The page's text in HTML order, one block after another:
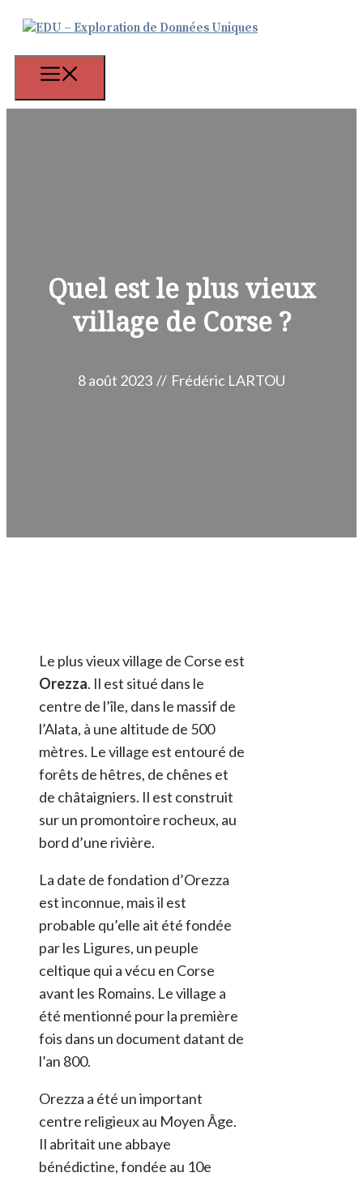
Aller
contenu
Quel est le plus vieux
village de Corse ?
8 août 2023 // Frédéric LARTOU
Le plus vieux village de Corse est
Orezza. Il est situé dans le
centre de l’île, dans le massif de
l’Alata, à une altitude de 500
mètres. Le village est entouré de
forêts de hêtres, de chênes et
de châtaigniers. Il est construit
sur un promontoire rocheux, au
bord d’une rivière.
La date de fondation d’Orezza
est inconnue, mais il est
probable qu’elle ait été fondée
par les Ligures, un peuple
celtique qui a vécu en Corse
avant les Romains. Le village a
été mentionné pour la première
fois dans un document datant de
l’an 800.
Orezza a été un important
centre religieux au Moyen Âge.
Il abritait une abbaye
bénédictine, fondée au 10e